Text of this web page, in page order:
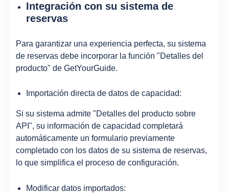
Integración con su sistema de
reservas
Para garantizar una experiencia perfecta, su sistema
de reservas debe incorporar la función "Detalles del
producto" de GetYourGuide.
Importación directa de datos de capacidad:
Si su sistema admite "Detalles del producto sobre
API", su información de capacidad completará
automáticamente un formulario previamente
completado con los datos de su sistema de reservas,
lo que simplifica el proceso de configuración.
Modificar datos importados: